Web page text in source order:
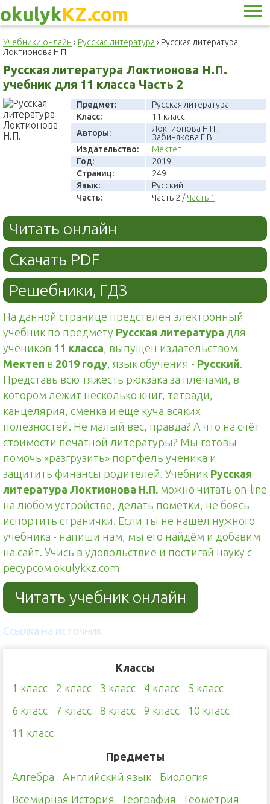
okulykKZ.com
Учебники онлайн › Русская литература › Русская литература
Локтионова Н.П.
Русская литература Локтионова Н.П.
учебник для 11 класса Часть 2
Предмет:
Русская литература
Класс:
11 класс
Авторы:
Локтионова Н.П.,
Забинякова Г.В.
Издательство:
Мектеп
Год:
2019
Страниц:
249
Язык:
Русский
Часть:
Часть 2 / Часть 1
Читать онлайн
Скачать PDF
Решебники, ГДЗ
На данной странице предствлен электронный
учебник по предмету Русская литература для
учеников 11 класса, выпущен издательством
Мектеп в 2019 году, язык обучения - Русский.
Представь всю тяжесть рюкзака за плечами, в
котором лежит несколько книг, тетради,
канцелярия, сменка и еще куча всяких
полезностей. Не малый вес, правда? А что на счёт
стоимости печатной литературы? Мы готовы
помочь «разгрузить» портфель ученика и
защитить финансы родителей. Учебник Русская
литература Локтионова Н.П. можно читать on-line
на любом устройстве, делать пометки, не боясь
испортить странички. Если ты не нашёл нужного
учебника - напиши нам, мы его найдём и добавим
на сайт. Учись в удовольствие и постигай науку с
ресурсом okulykkz.com
Читать учебник онлайн
Ссылка на источник
Классы
1 класс
2 класс 3 класс 4 класс
5 класс
6 класс
7 класс 8 класс 9 класс
10 класс
11 класс
Предметы
Алгебра
Английский язык
Биология
Всемирная История
География
Геометрия